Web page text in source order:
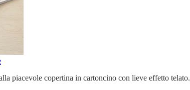
piacevole copertina in cartoncino con lieve effetto telato.